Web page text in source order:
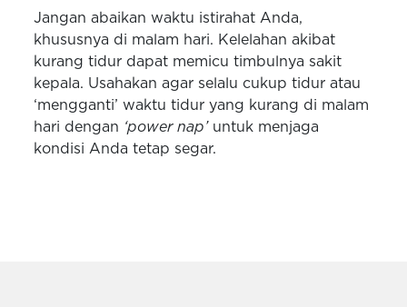
Jangan abaikan waktu istirahat Anda,
khususnya di malam hari. Kelelahan akibat
kurang tidur dapat memicu timbulnya sakit
kepala. Usahakan agar selalu cukup tidur atau
‘mengganti’ waktu tidur yang kurang di malam
hari dengan ‘power nap’untuk menjaga
kondisi Anda tetap segar.